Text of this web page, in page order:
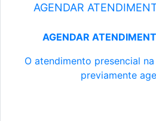
AGENDAR
AGENDAR
O atendimento presencial
previamente